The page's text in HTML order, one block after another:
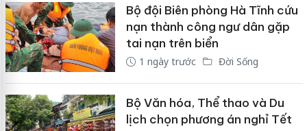
Bộ đội Biên phòng Hà Tĩnh cứu
nạn thành công ngư dân gặp
tai nạn trên biển
1 ngày trước Đời Sống
Bộ Văn hóa, Thể thao và Du
lịch chọn phương án nghỉ Tết